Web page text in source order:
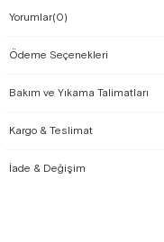
Yorumlar(0)
Ödeme Seçenekleri
Bakım ve Yıkama Talimatları
Kargo & Teslimat
İade & Değişim